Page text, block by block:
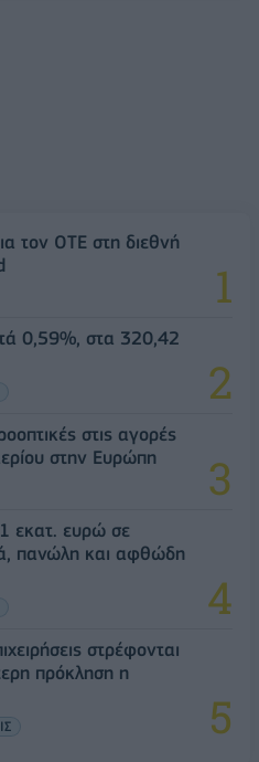
τον ΟΤΕ στη διεθνή
0,59%, στα 320,42
στις αγορές
στην Ευρώπη
εκατ. ευρώ σε
πανώλη και αφθώδη
στρέφονται
πρόκληση η